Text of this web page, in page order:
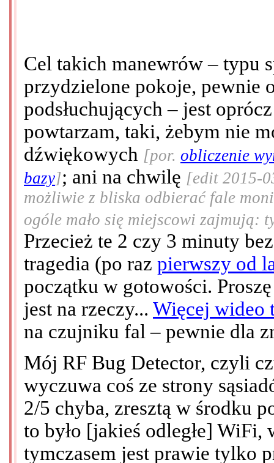
Cel takich manewrów – typu
przydzielone pokoje, pewnie
podsłuchujących – jest
powtarzam, taki, żebym nie
dźwiękowych [por. obliczenie
bazy]; ani na chwilę [edit 2015-
możliwie z bliska odbierać fale
ogóle mało się miejscowi zajmują:
Przecież te 2 czy 3 minuty
tragedia (po raz pierwszy od
początku w gotowości.
jest na rzeczy... Więcej wideo
na czujniku fal – pewnie dla
Mój RF Bug Detector, czyli
wyczuwa coś ze strony
2/5 chyba, zresztą w środku
to było [jakieś odległe] WiFi,
tymczasem jest prawie tylko